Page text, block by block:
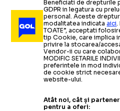
Beneficiati de drepturile
GDPR in legatura cu
personal. Aceste
modalitatea indicataaici.
TOATE”, acceptati
tip Cookie, care implica
privire la stocarea/
Vendor-ii cu care
MODIFIC SETARILE
preferintele in mod
de cookie strict
website-ului.
Atât noi, cât și
pentru a oferi: